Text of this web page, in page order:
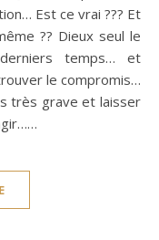
Est ce vrai ??? Et
?? Dieux seul le
temps… et
le compromis…
très grave et laisser